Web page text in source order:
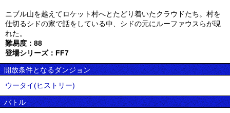
ニブル山を越えてロケット村へとたどり着いたクラウドたち。村を
仕切るシドの家で話をしている中、シドの元にルーファウスらが現
れた。
難易度：88
登場シリーズ：FF7
開放条件となるダンジョン
ウータイ(ヒストリー)
バトル